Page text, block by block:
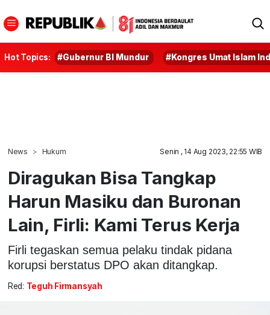
Hot Topics: #Gubernur BI Mundur #Kongres Umat Islam
News Hukum Senin , 14 Aug 2023, 22:55 WIB
Diragukan Bisa Tangkap
Harun Masiku dan Buronan
Lain, Firli: Kami Terus Kerja
Firli tegaskan semua pelaku tindak pidana
korupsi berstatus DPO akan ditangkap.
Red: Teguh Firmansyah